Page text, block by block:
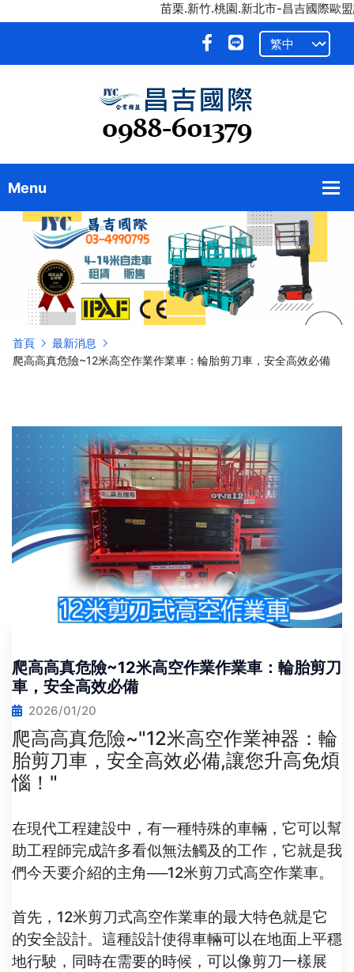
苗栗.新竹.桃園.新北市-昌吉國際歐
首頁
最新消息
爬高高真危險~12米高空作業作業車：輪胎剪刀車，安全高效必備
爬高高真危險~12米高空作業作業車：輪胎剪刀
車，安全高效必備
2026/01/20
爬高高真危險~"12米高空作業神器：輪
胎剪刀車，安全高效必備,讓您升高免煩
惱！"
在現代工程建設中，有一種特殊的車輛，它可以幫
助工程師完成許多看似無法觸及的工作，它就是我
們今天要介紹的主角──12米剪刀式高空作業車。
首先，12米剪刀式高空作業車的最大特色就是它
的安全設計。這種設計使得車輛可以在地面上平穩
地行駛，同時在需要的時候，可以像剪刀一樣展